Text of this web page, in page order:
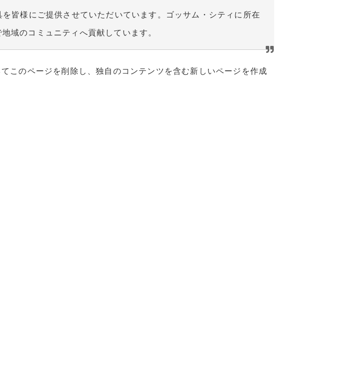
皆様にご提供させていただいています。ゴッサム・シティに所在
域のコミュニティへ貢献しています。
このページを削除し、独自のコンテンツを含む新しいページを作成